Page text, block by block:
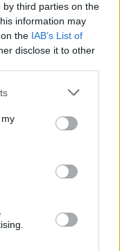
third parties on the
information may
the IAB’s List of
disclose it to other
sur le